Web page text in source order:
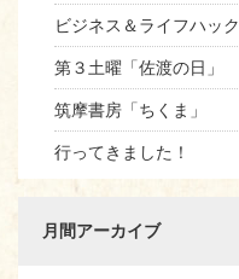
ビジネス＆ライフハック
第３土曜「佐渡の日」
筑摩書房「ちくま」
行ってきました！
月間アーカイブ